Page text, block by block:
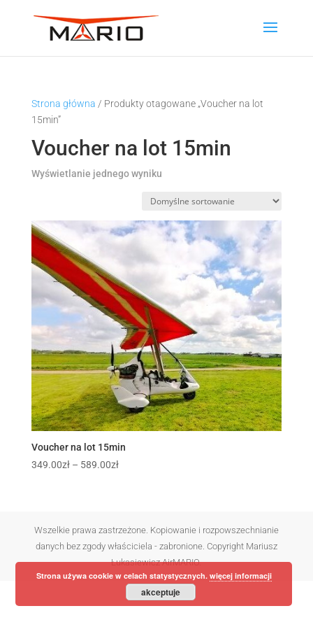
Strona główna / Produkty otagowane „Voucher na lot
15min”
Voucher na lot 15min
Wyświetlanie jednego wyniku
Voucher na lot 15min
349.00zł – 589.00złZakres
do
589.00zł
Wszelkie prawa zastrzeżone. Kopiowanie i rozpowszechnianie
danych bez zgody właściciela - zabronione. Copyright Mariusz
Łukasiewicz AirMARIO.
Strona używa cookie w celach statystycznych. więcej informacji
akceptuje